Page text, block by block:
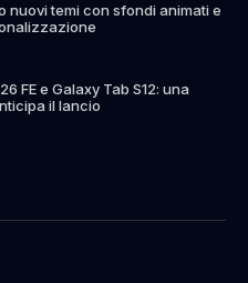
nuovi temi con sfondi animati e
FE e Galaxy Tab S12: una
il lancio